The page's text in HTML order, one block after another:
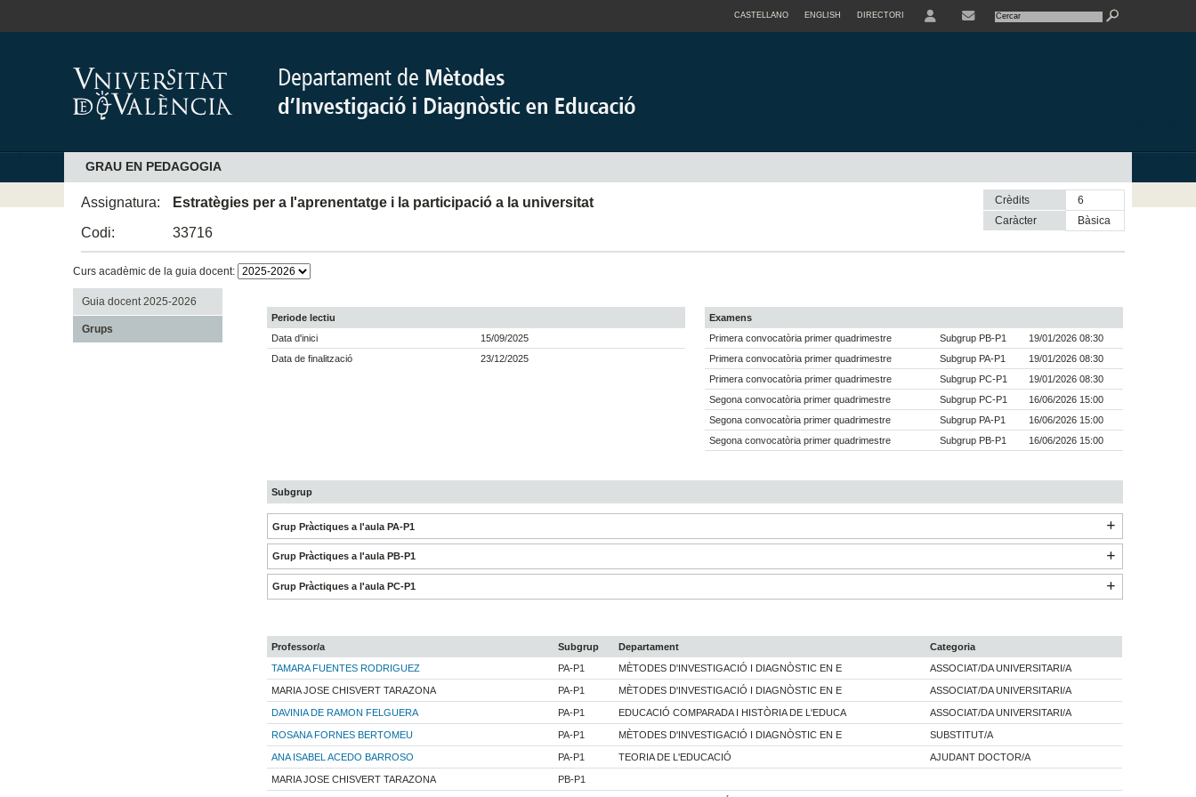
CASTELLANO ENGLISH DIRECTORI
GRAU EN PEDAGOGIA
Assignatura:
Estratègies per a l'aprenentatge i la participació a la universitat
Codi:
33716
Crèdits
6
Caràcter
bàsica
Curs acadèmic de la guia docent:
Guia docent 2025-2026
Grups
Periode lectiu
Data d'inici
15/09/2025
Data de finalització
23/12/2025
Examens
Primera convocatòria primer quadrimestre
Subgrup PB-P1
19/01/2026 08:30
Primera convocatòria primer quadrimestre
Subgrup PA-P1
19/01/2026 08:30
Primera convocatòria primer quadrimestre
Subgrup PC-P1
19/01/2026 08:30
Segona convocatòria primer quadrimestre
Subgrup PC-P1
16/06/2026 15:00
Segona convocatòria primer quadrimestre
Subgrup PA-P1
16/06/2026 15:00
Segona convocatòria primer quadrimestre
Subgrup PB-P1 16/06/2026 15:00
Subgrup
Grup Pràctiques a l'aula PA-P1
Grup Pràctiques a l'aula PB-P1
Grup Pràctiques a l'aula PC-P1
Professor/a Subgrup Departament
Categoria
TAMARA FUENTES RODRIGUEZ
PA-P1 MÈTODES D'INVESTIGACIÓ I DIAGNÒSTIC EN E ASSOCIAT/DA UNIVERSITARI/A
MARIA JOSE CHISVERT TARAZONA PA-P1 MÈTODES D'INVESTIGACIÓ I DIAGNÒSTIC EN E ASSOCIAT/DA UNIVERSITARI/A
DAVINIA DE RAMON FELGUERA PA-P1 EDUCACIÓ COMPARADA I HISTÒRIA DE L'EDUCA ASSOCIAT/DA UNIVERSITARI/A
ROSANA FORNES BERTOMEU PA-P1 MÈTODES D'INVESTIGACIÓ I DIAGNÒSTIC EN E SUBSTITUT/A
ANA ISABEL ACEDO BARROSO PA-P1 TEORIA DE L'EDUCACIÓ AJUDANT DOCTOR/A
MARIA JOSE CHISVERT TARAZONA PB-P1